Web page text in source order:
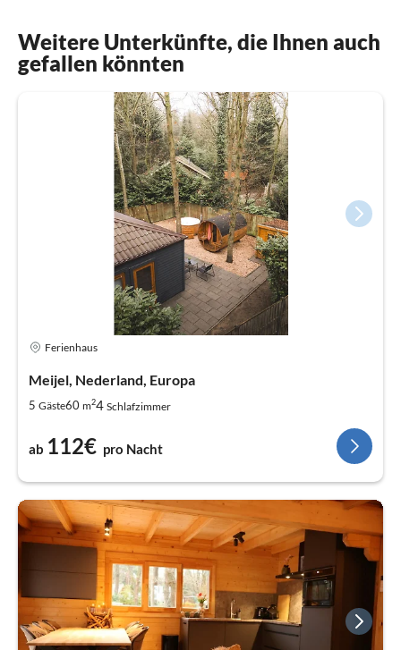
Weitere Unterkünfte, die Ihnen auch
gefallen könnten
Ferienhaus
Meijel, Nederland, Europa
5 Gäste60 m24 Schlafzimmer
ab 112€ pro Nacht